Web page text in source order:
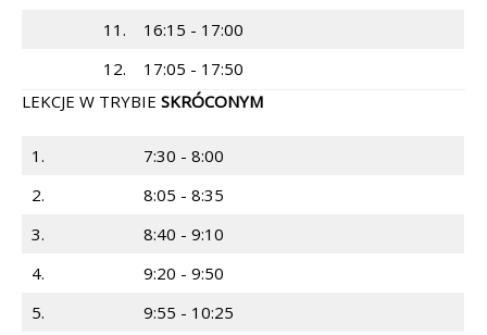
11.
16:15 - 17:00
12.
17:05 - 17:50
LEKCJE W TRYBIE SKRÓCONYM
1.
7:30 - 8:00
2.
8:05 - 8:35
3.
8:40 - 9:10
4.
9:20 - 9:50
5.
9:55 - 10:25